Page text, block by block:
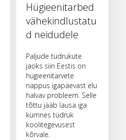
Hügieenitarbed
vähekindlustatu
d neidudele
Paljude tüdrukute
jaoks siin Eestis on
hügieenitarvete
nappus igapäevast elu
halvav probleem. Selle
tõttu jääb lausa iga
kümnes tüdruk
koolitegevusest
kõrvale.